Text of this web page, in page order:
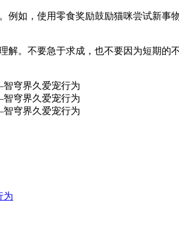
例如，使用零食奖励鼓励猫咪尝试新
解。不要急于求成，也不要因为短期